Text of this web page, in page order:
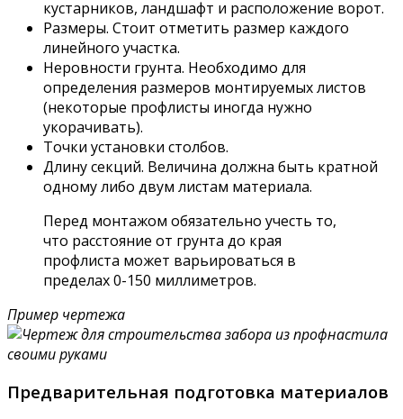
кустарников, ландшафт и расположение ворот.
Размеры. Стоит отметить размер каждого
линейного участка.
Неровности грунта. Необходимо для
определения размеров монтируемых листов
(некоторые профлисты иногда нужно
укорачивать).
Точки установки столбов.
Длину секций. Величина должна быть кратной
одному либо двум листам материала.
Перед монтажом обязательно учесть то,
что расстояние от грунта до края
профлиста может варьироваться в
пределах 0-150 миллиметров.
Пример чертежа
Предварительная подготовка материалов